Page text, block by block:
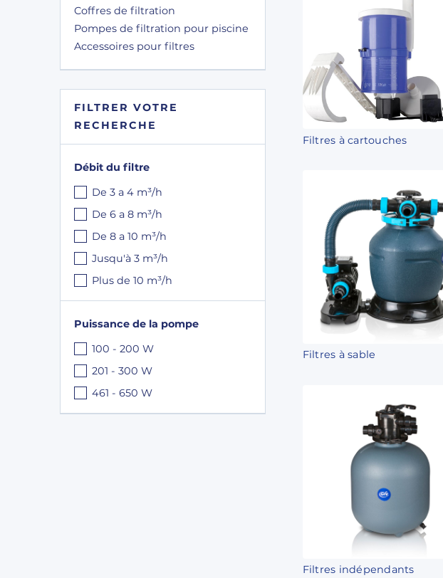
Coffres de filtration
Pompes de filtration pour piscine
Accessoires pour filtres
FILTRER VOTRE
RECHERCHE
Débit du filtre
De 3 a 4 m³/h
De 6 a 8 m³/h
De 8 a 10 m³/h
Jusqu'à 3 m³/h
Plus de 10 m³/h
Puissance de la pompe
100 - 200 W
201 - 300 W
461 - 650 W
Filtres à cartouches
Filtres à sable
Filtres indépendants